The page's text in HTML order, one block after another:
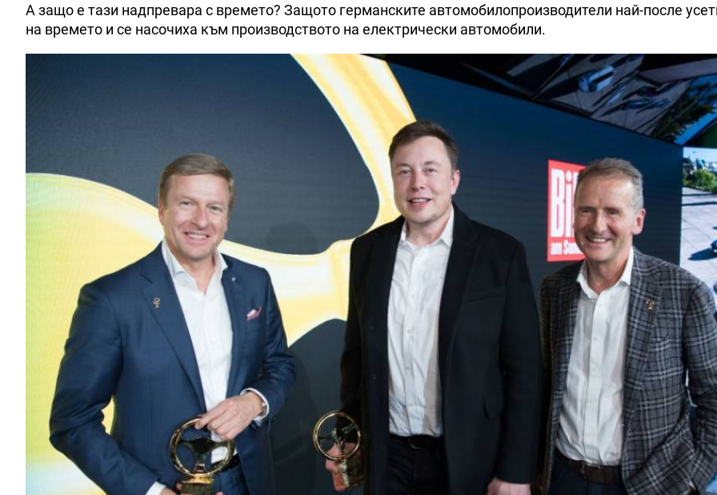
А защо е тази надпревара с времето? Защото германските автомобилопроизводители най-после
на времето и се насочиха към производството на електрически автомобили.